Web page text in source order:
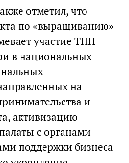
отметил, что
по «выращиванию»
участие ТПП
в национальных
на
и
активизацию
с органами
поддержки бизнеса